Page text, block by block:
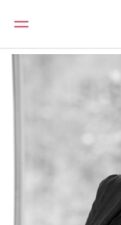
DAC Beachcroft